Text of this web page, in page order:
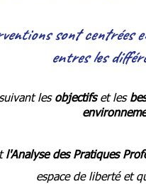
sont centrées
entres les
les objectifset les
l'Analyse des Pratiques
espace de libertéet